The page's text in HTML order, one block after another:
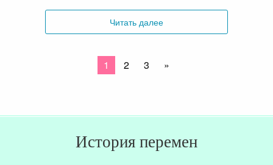
Читать далее
1 2 3 »
История перемен